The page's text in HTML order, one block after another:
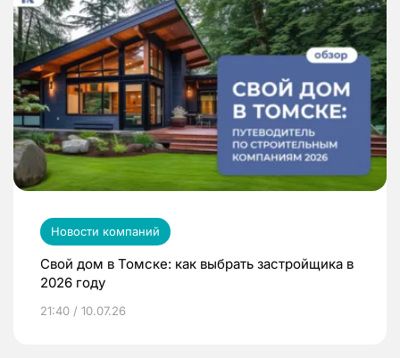
Новости компаний
Свой дом в Томске: как выбрать застройщика в
2026 году
21:40 / 10.07.26